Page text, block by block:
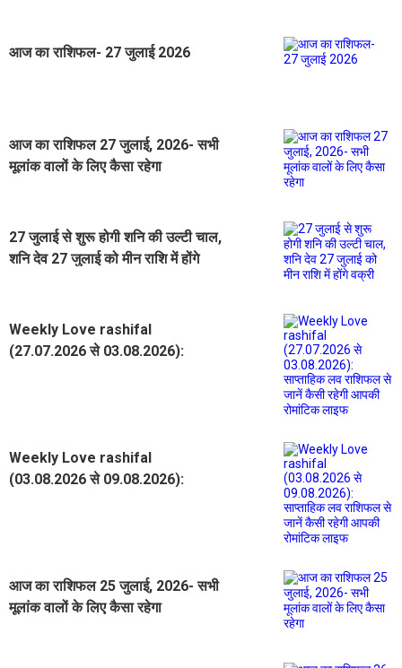
आज का राशिफल- 27 जुलाई 2026
आज का राशिफल 27 जुलाई, 2026- सभी
मूलांक वालों के लिए कैसा रहेगा
27 जुलाई से शुरू होगी शनि की उल्टी चाल,
शनि देव 27 जुलाई को मीन राशि में होंगे
Weekly Love rashifal
(27.07.2026 से 03.08.2026):
Weekly Love rashifal
(03.08.2026 से 09.08.2026):
आज का राशिफल 25 जुलाई, 2026- सभी
मूलांक वालों के लिए कैसा रहेगा